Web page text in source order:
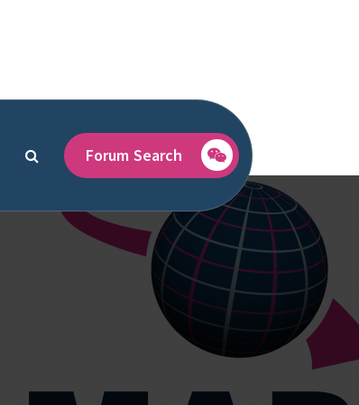
Forum Search